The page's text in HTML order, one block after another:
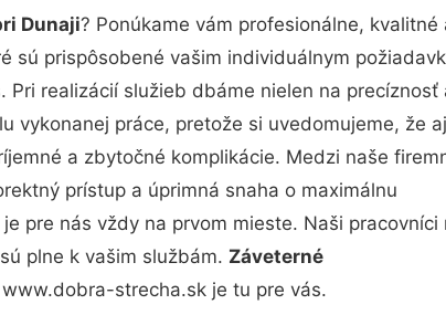
Dunaji? Ponúkame vám profesionálne, kvalitné
sú prispôsobené vašim individuálnym
realizácií služieb dbáme nielen na precíznosť
vykonanej práce, pretože si uvedomujeme, že aj
a zbytočné komplikácie. Medzi naše
prístup a úprimná snaha o maximálnu
pre nás vždy na prvom mieste. Naši pracovníci
plne k vašim službám. Záveterné
strecha.sk je tu pre vás.